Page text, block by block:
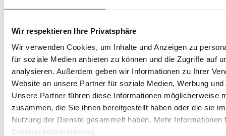
Wir respektieren Ihre Privatsphäre
Wir verwenden Cookies, um Inhalte und Anzeigen zu
für soziale Medien anbieten zu können und die Zugriffe auf
analysieren. Außerdem geben wir Informationen zu Ihrer
Website an unsere Partner für soziale Medien, Werbung
Unsere Partner führen diese Informationen möglicherweise
zusammen, die Sie ihnen bereitgestellt haben oder die sie
Nutzung der Dienste gesammelt haben. Mehr Informationen
Datenschutzerklärung